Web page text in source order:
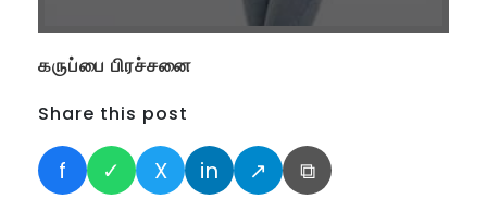
கருப்பை பிரச்சனை
Share this post
f ✓ X in ↗ ⧉